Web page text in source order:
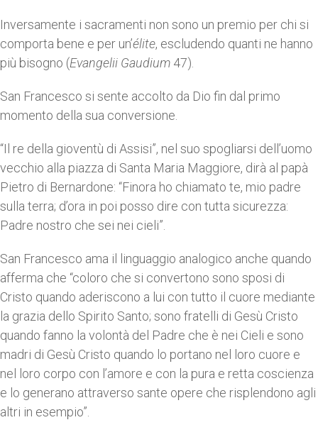
Inversamente i sacramenti non sono un premio per chi si
comporta bene e per un’élite, escludendo quanti ne hanno
più bisogno (Evangelii Gaudium 47).
San Francesco si sente accolto da Dio fin dal primo
momento della sua conversione.
“Il re della gioventù di Assisi”, nel suo spogliarsi dell’uomo
vecchio alla piazza di Santa Maria Maggiore, dirà al papà
Pietro di Bernardone: “Finora ho chiamato te, mio padre
sulla terra; d’ora in poi posso dire con tutta sicurezza:
Padre nostro che sei nei cieli”.
San Francesco ama il linguaggio analogico anche quando
afferma che “coloro che si convertono sono sposi di
Cristo quando aderiscono a lui con tutto il cuore mediante
la grazia dello Spirito Santo; sono fratelli di Gesù Cristo
quando fanno la volontà del Padre che è nei Cieli e sono
madri di Gesù Cristo quando lo portano nel loro cuore e
nel loro corpo con l’amore e con la pura e retta coscienza
e lo generano attraverso sante opere che risplendono agli
altri in esempio”.